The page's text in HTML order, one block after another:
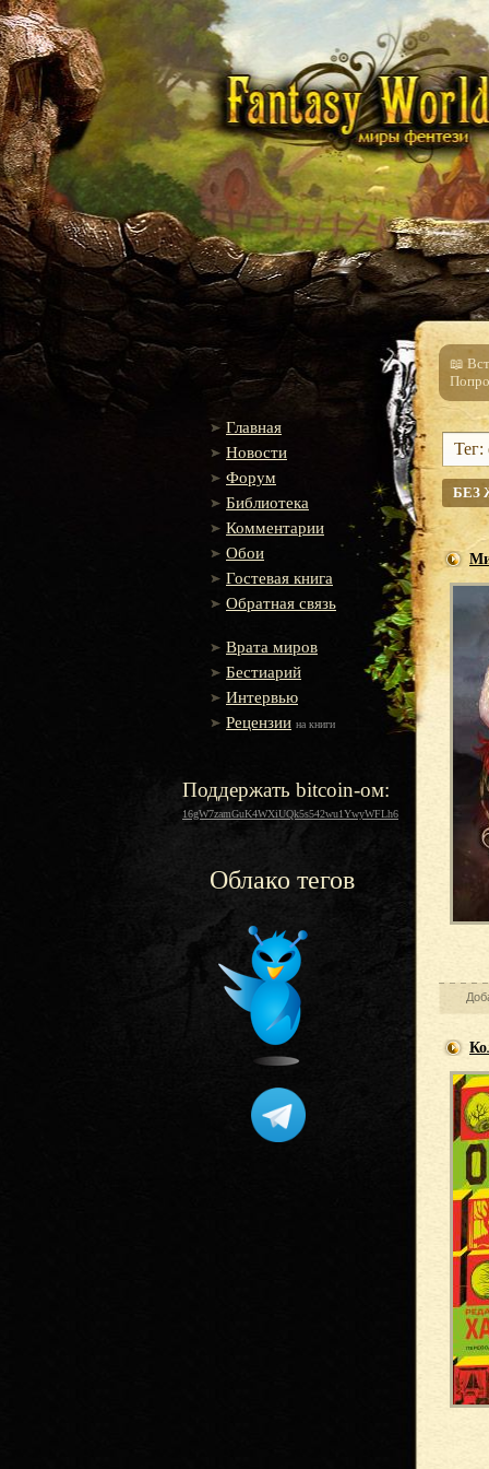
Главная
Новости
Форум
Библиотека
Комментарии
Обои
Гостевая книга
Обратная связь
Врата миров
Бестиарий
Интервью
Рецензии на книги
Поддержать bitcoin-ом:
16gW7zamGuK4WXiUQk5s542wu1YwyWFLh6
Облако тегов
📖
Тег:
БЕЗ